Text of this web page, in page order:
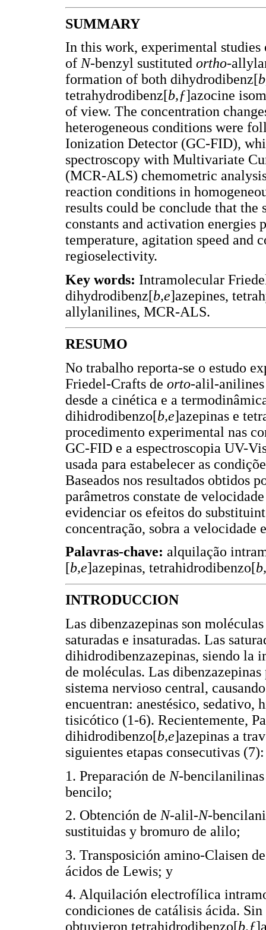
SUMMARY
In this work, experimental
of N-benzyl sustituted ortho-
formation of both dihydrodibenz[
tetrahydrodibenz[b,ƒ]azocine
of view. The concentration
heterogeneous conditions were
Ionization Detector (GC-FID),
spectroscopy with Multivariate
(MCR-ALS) chemometric
reaction conditions in
results could be conclude that the
constants and activation energies
temperature, agitation speed and
regioselectivity.
Key words: Intramolecular
dihydrodibenz[b,e]azepines,
allylanilines, MCR-ALS.
RESUMO
No trabalho reporta-se o estudo
Friedel-Crafts de orto-alil-
desde a cinética e a
dihidrodibenzo[b,e]azepinas e
procedimento experimental nas
GC-FID e a espectroscopia UV-
usada para estabelecer as
Baseados nos resultados obtidos
parâmetros constate de
evidenciar os efeitos do
concentração, sobra a velocidade
Palavras-chave: alquilação
[b,e]azepinas, tetrahidrodibenzo[
INTRODUCCION
Las dibenzazepinas son
saturadas e insaturadas. Las
dihidrodibenzazepinas, siendo la
de moléculas. Las
sistema nervioso central,
encuentran: anestésico,
tisicótico (1-6). Recientemente,
dihidrodibenzo[b,e]azepinas a
siguientes etapas consecutivas (7):
1. Preparación de N-
bencilo;
2. Obtención de N-alil-N-
sustituidas y bromuro de alilo;
3. Transposición amino-Claisen
ácidos de Lewis; y
4. Alquilación electrofílica
condiciones de catálisis ácida.
obtuvieron tetrahidrodibenzo[b,ƒ